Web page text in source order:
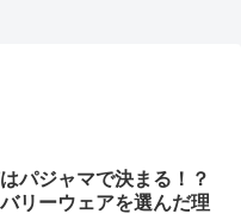
パジャマで決まる！？
リーウェアを選んだ理